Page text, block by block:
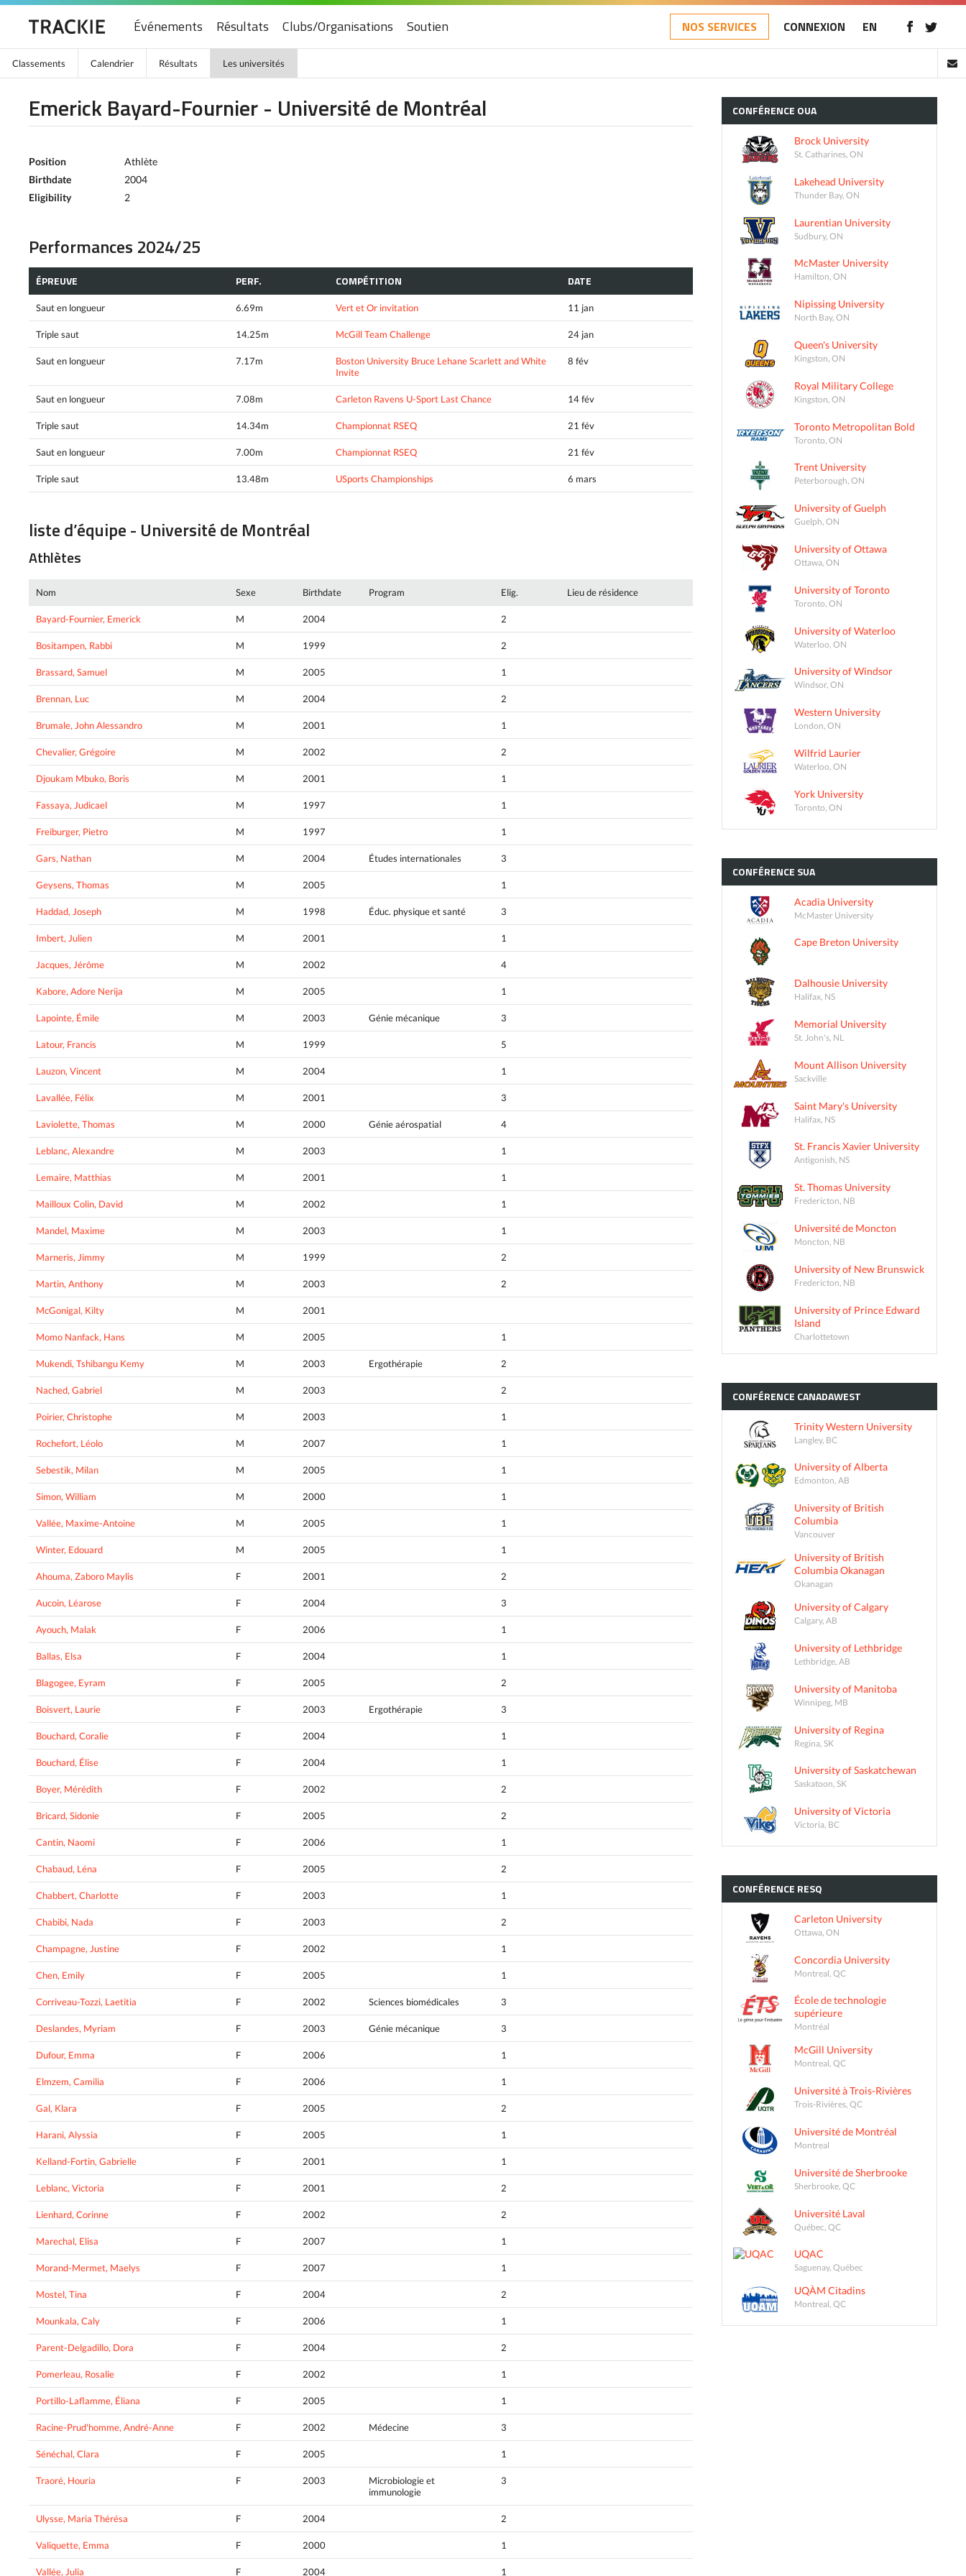
Événements Résultats Clubs/Organisations Soutien NOS SERVICES CONNEXION EN
Classements Calendrier Résultats Les universités
Emerick Bayard-Fournier - Université de Montréal
Position
Athlète
Birthdate
2004
Eligibility
2
Performances 2024/25
ÉPREUVE PERF. COMPÉTITION DATE
Saut en longueur 6.69m Vert et Or invitation 11 jan
Triple saut 14.25m McGill Team Challenge 24 jan
Saut en longueur 7.17m
Boston University Bruce Lehane Scarlett and White
Invite
8 fév
Saut en longueur 7.08m Carleton Ravens U-Sport Last Chance 14 fév
Triple saut 14.34m Championnat RSEQ 21 fév
Saut en longueur 7.00m Championnat RSEQ 21 fév
Triple saut 13.48m USports Championships 6 mars
liste d’équipe - Université de Montréal
Athlètes
Nom Sexe Birthdate Program Elig. Lieu de résidence
Bayard-Fournier, Emerick M 2004 2
Bositampen, Rabbi M 1999 2
Brassard, Samuel M 2005 1
Brennan, Luc M 2004 2
Brumale, John Alessandro M 2001 1
Chevalier, Grégoire M 2002 2
Djoukam Mbuko, Boris M 2001 1
Fassaya, Judicael M 1997 1
Freiburger, Pietro M 1997 1
Gars, Nathan M 2004 Études internationales 3
Geysens, Thomas M 2005 1
Haddad, Joseph M 1998 Éduc. physique et santé 3
Imbert, Julien M 2001 1
Jacques, Jérôme M 2002 4
Kabore, Adore Nerija M 2005 1
Lapointe, Émile M 2003 Génie mécanique 3
Latour, Francis M 1999 5
Lauzon, Vincent M 2004 1
Lavallée, Félix M 2001 3
Laviolette, Thomas M 2000 Génie aérospatial 4
Leblanc, Alexandre M 2003 1
Lemaire, Matthias M 2001 1
Mailloux Colin, David M 2002 1
Mandel, Maxime M 2003 1
Marneris, Jimmy M 1999 2
Martin, Anthony M 2003 2
McGonigal, Kilty M 2001
Momo Nanfack, Hans M 2005 1
Mukendi, Tshibangu Kemy M 2003 Ergothérapie 2
Nached, Gabriel M 2003 2
Poirier, Christophe M 2003 1
Rochefort, Léolo M 2007 1
Sebestik, Milan M 2005 1
Simon, William M 2000 1
Vallée, Maxime-Antoine M 2005 1
Winter, Edouard M 2005 1
Ahouma, Zaboro Maylis F 2001 2
Aucoin, Léarose F 2004 3
Ayouch, Malak F 2006 1
Ballas, Elsa F 2004 1
Blagogee, Eyram F 2005 2
Boisvert, Laurie F 2003 Ergothérapie 3
Bouchard, Coralie F 2004 1
Bouchard, Élise F 2004 1
Boyer, Mérédith F 2002 2
Bricard, Sidonie F 2005 2
Cantin, Naomi F 2006 1
Chabaud, Léna F 2005 2
Chabbert, Charlotte F 2003 1
Chabibi, Nada F 2003 2
Champagne, Justine F 2002 1
Chen, Emily F 2005 1
Corriveau-Tozzi, Laetitia F 2002 Sciences biomédicales 3
Deslandes, Myriam F 2003 Génie mécanique 3
Dufour, Emma F 2006 1
Elmzem, Camilia F 2006 1
Gal, Klara F 2005 2
Harani, Alyssia F 2005 1
Kelland-Fortin, Gabrielle F 2001 1
Leblanc, Victoria F 2001 2
Lienhard, Corinne F 2002 2
Marechal, Elisa F 2007 1
Morand-Mermet, Maelys F 2007 1
Mostel, Tina F 2004 2
Mounkala, Caly F 2006 1
Parent-Delgadillo, Dora F 2004 2
Pomerleau, Rosalie F 2002 1
Portillo-Laflamme, Éliana F 2005 1
Racine-Prud'homme, André-Anne F 2002 Médecine 3
Sénéchal, Clara F 2005 1
Traoré, Houria F 2003
Microbiologie et
immunologie
3
Ulysse, Maria Thérésa F 2004 2
Valiquette, Emma F 2000 1
Vallée, Julia F 2004 1
CONFÉRENCE OUA
Brock University
St. Catharines, ON
Lakehead University
Thunder Bay, ON
Laurentian University
Sudbury, ON
McMaster University
Hamilton, ON
Nipissing University
North Bay, ON
Queen's University
Kingston, ON
Royal Military College
Kingston, ON
Toronto Metropolitan Bold
Toronto, ON
Trent University
Peterborough, ON
University of Guelph
Guelph, ON
University of Ottawa
Ottawa, ON
University of Toronto
Toronto, ON
University of Waterloo
Waterloo, ON
University of Windsor
Windsor, ON
Western University
London, ON
Wilfrid Laurier
Waterloo, ON
York University
Toronto, ON
CONFÉRENCE SUA
Acadia University
McMaster University
Cape Breton University
Dalhousie University
Halifax, NS
Memorial University
St. John's, NL
Mount Allison University
Sackville
Saint Mary's University
Halifax, NS
St. Francis Xavier University
Antigonish, NS
St. Thomas University
Fredericton, NB
Université de Moncton
Moncton, NB
University of New Brunswick
Fredericton, NB
University of Prince Edward
Island
Charlottetown
CONFÉRENCE CANADAWEST
Trinity Western University
Langley, BC
University of Alberta
Edmonton, AB
University of British
Columbia
Vancouver
University of British
Columbia Okanagan
Okanagan
University of Calgary
Calgary, AB
University of Lethbridge
Lethbridge, AB
University of Manitoba
Winnipeg, MB
University of Regina
Regina, SK
University of Saskatchewan
Saskatoon, SK
University of Victoria
Victoria, BC
CONFÉRENCE RESQ
Carleton University
Ottawa, ON
Concordia University
Montreal, QC
École de technologie
supérieure
Montréal
McGill University
Montreal, QC
Université à Trois-Rivières
Trois-Rivières, QC
Université de Montréal
Montreal
Université de Sherbrooke
Sherbrooke, QC
Université Laval
Québec, QC
UQAC
Saguenay, Québec
UQÀM Citadins
Montreal, QC